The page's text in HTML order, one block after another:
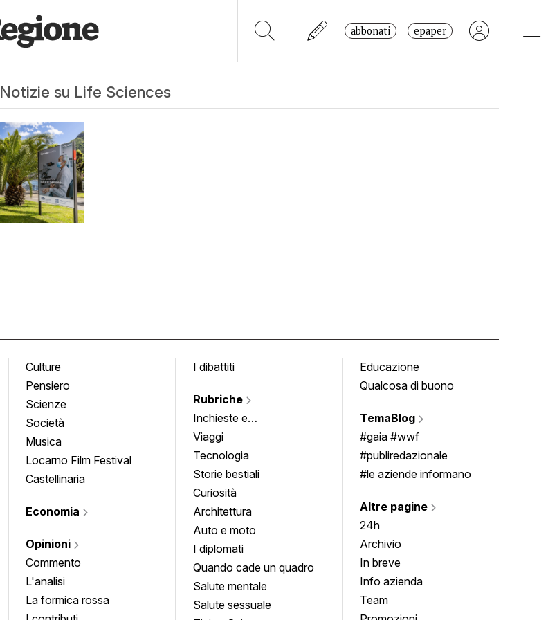
abbonati epaper
Notizie su Life Sciences
Culture
Pensiero
Scienze
Società
Musica
Locarno Film Festival
Castellinaria
Economia
Opinioni
Commento
L'analisi
La formica rossa
I dibattiti
Rubriche
Inchieste e
approfondimenti
Viaggi
Tecnologia
Storie bestiali
Curiosità
Architettura
Auto e moto
I diplomati
Quando cade un quadro
Salute mentale
Salute sessuale
Educazione
Qualcosa di buono
TemaBlog
#gaia #wwf
#publiredazionale
#le aziende informano
Altre pagine
24h
Archivio
In breve
Info azienda
Team